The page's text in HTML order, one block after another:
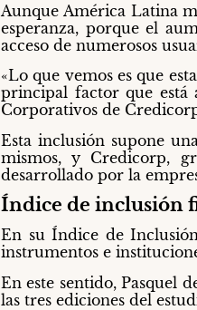
Aunque América Latina
esperanza, porque el
acceso de numerosos
«Lo que vemos es que
principal factor que está
Corporativos de
Esta inclusión supone
mismos, y Credicorp,
desarrollado por la
Índice de inclusión
En su Índice de
instrumentos e
En este sentido, Pasquel
las tres ediciones del